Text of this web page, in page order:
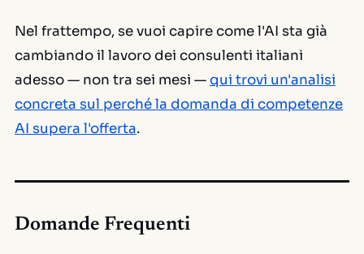
Nel frattempo, se vuoi capire come l'AI sta già
cambiando il lavoro dei consulenti italiani
adesso — non tra sei mesi —qui trovi un'analisi
concreta sul perché la domanda di competenze
AI supera l'offerta.
Domande Frequenti